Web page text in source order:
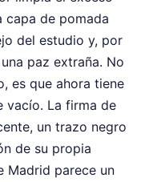
capa de pomada
del estudio y, por
paz extraña. No
es que ahora tiene
vacío. La firma de
un trazo negro
de su propia
Madrid parece un